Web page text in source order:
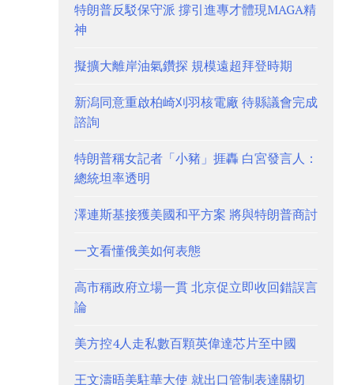
特朗普反駁保守派 撐引進專才體現MAGA精
神
擬擴大離岸油氣鑽探 規模遠超拜登時期
新潟同意重啟柏崎刈羽核電廠 待縣議會完成
諮詢
特朗普稱女記者「小豬」捱轟 白宮發言人：
總統坦率透明
澤連斯基接獲美國和平方案 將與特朗普商討
一文看懂俄美如何表態
高市稱政府立場一貫 北京促立即收回錯誤言
論
美方控4人走私數百顆英偉達芯片至中國
王文濤晤美駐華大使 就出口管制表達關切